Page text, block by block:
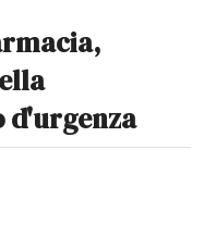
d'urgenza